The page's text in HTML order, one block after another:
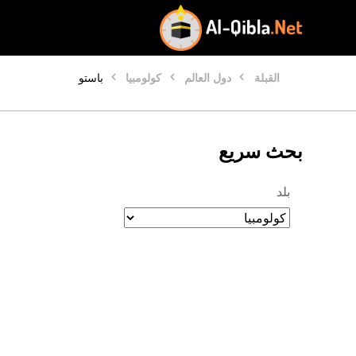
القبلة دول العالم كولومبيا باستو
بحث سريع
بلد